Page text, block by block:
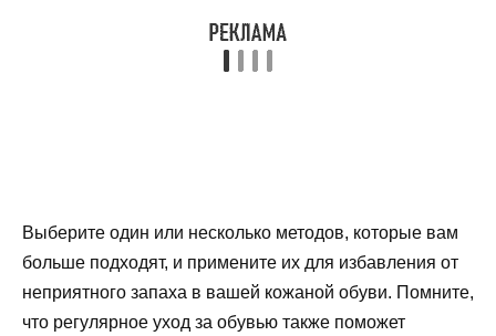
Выберите один или несколько методов, которые вам
больше подходят, и примените их для избавления от
неприятного запаха в вашей кожаной обуви. Помните,
что регулярное уход за обувью также поможет